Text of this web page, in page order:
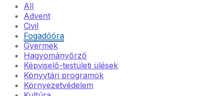
All
Advent
Civil
Fogadóóra
Gyermek
Hagyományőrző
Képviselő-testületi ülések
Könyvtári programok
Környezetvédelem